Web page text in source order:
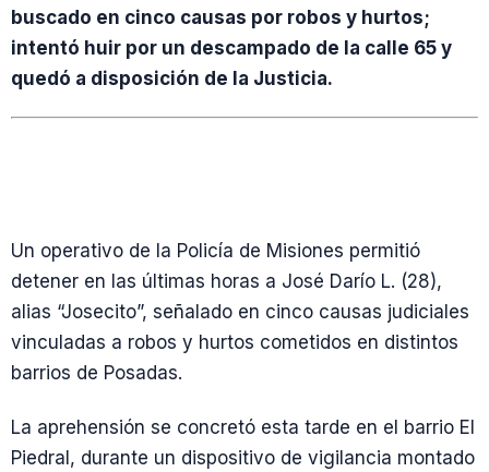
buscado en cinco causas por robos y hurtos;
intentó huir por un descampado de la calle 65 y
quedó a disposición de la Justicia.
Un operativo de la Policía de Misiones permitió
detener en las últimas horas a José Darío L. (28),
alias “Josecito”, señalado en cinco causas judiciales
vinculadas a robos y hurtos cometidos en distintos
barrios de Posadas.
La aprehensión se concretó esta tarde en el barrio El
Piedral, durante un dispositivo de vigilancia montado